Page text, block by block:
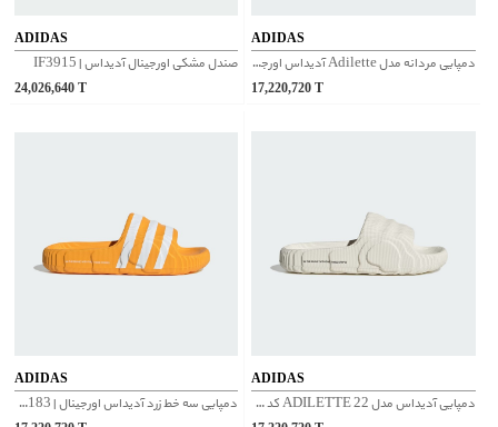
ADIDAS
صندل مشکی اورجینال آدیداس | IF3915
24,026,640
ADIDAS
دمپایی مردانه مدل Adilette آدیداس اورجینال | IG9262
17,220,720
ADIDAS
دمپایی سه خط زرد آدیداس اورجینال | IE9183
ADIDAS
دمپایی آدیداس مدل ADILETTE 22 کد IG8263